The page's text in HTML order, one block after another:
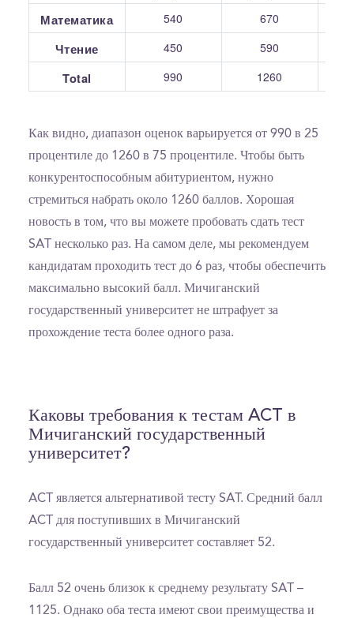
Математика
540 670
Чтение 450 590
Total 990 1260
Как видно, диапазон оценок варьируется от 990 в 25
процентиле до 1260 в 75 процентиле. Чтобы быть
конкурентоспособным абитуриентом, нужно
стремиться набрать около 1260 баллов. Хорошая
новость в том, что вы можете пробовать сдать тест
SAT несколько раз. На самом деле, мы рекомендуем
кандидатам проходить тест до 6 раз, чтобы обеспечить
максимально высокий балл. Мичиганский
государственный университет не штрафует за
прохождение теста более одного раза.
Каковы требования к тестам ACT в
Мичиганский государственный
университет?
ACT является альтернативой тесту SAT. Средний балл
ACT для поступивших в Мичиганский
государственный университет составляет 52.
Балл 52 очень близок к среднему результату SAT –
1125. Однако оба теста имеют свои преимущества и